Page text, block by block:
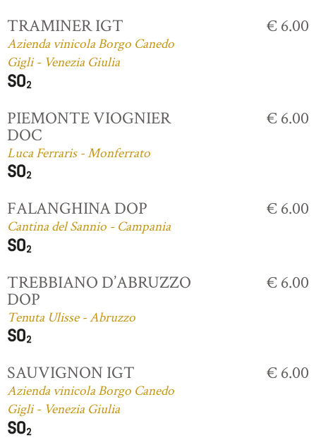
TRAMINER IGT
Azienda vinicola Borgo Canedo
Gigli - Venezia Giulia
€ 6.00
PIEMONTE VIOGNIER
DOC
Luca Ferraris - Monferrato
€ 6.00
FALANGHINA DOP
Cantina del Sannio - Campania
€ 6.00
TREBBIANO D’ABRUZZO
DOP
Tenuta Ulisse - Abruzzo
€ 6.00
SAUVIGNON IGT
Azienda vinicola Borgo Canedo
Gigli - Venezia Giulia
€ 6.00